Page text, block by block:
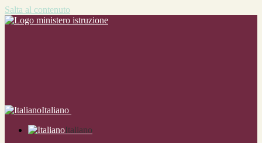
Salta al contenuto
Italiano
Italiano